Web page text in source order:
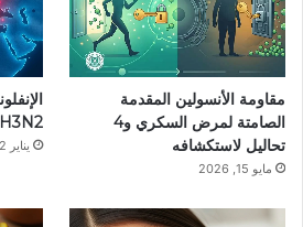
مقاومة الأنسولين المقدمة
الصامتة لمرض السكري و4
تحاليل لاستكشافه
مايو 15, 2026
H3N2 في العالم – 2025-2026
يناير 2, 2026